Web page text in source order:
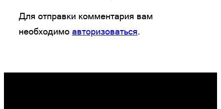
Для отправки комментария вам
необходимо авторизоваться.